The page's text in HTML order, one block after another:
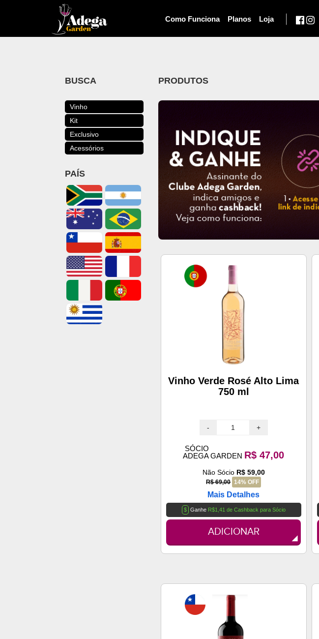
Como Funciona Planos Loja
BUSCA
Vinho
Kit
Exclusivo
Acessórios
PAÍS
PRODUTOS
Vinho Verde Rosé Alto Lima
750 ml
- +
SÓCIO
ADEGA GARDEN R$ 47,00
Não Sócio R$ 59,00
R$ 69,00 14% OFF
Mais Detalhes
$ Ganhe R$1,41 de Cashback para Sócio
ADICIONAR